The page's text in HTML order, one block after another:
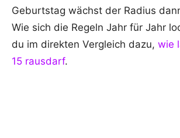
Geburtstag wächst der Radius
Wie sich die Regeln Jahr für Jahr
du im direkten Vergleich dazu, wie
15 rausdarf.